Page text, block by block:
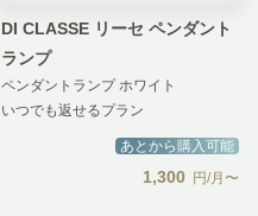
DI CLASSE リーセ ペンダント
ランプ
ペンダントランプ ホワイト
いつでも返せるプラン
あとから購入可能
1,300 円/月〜